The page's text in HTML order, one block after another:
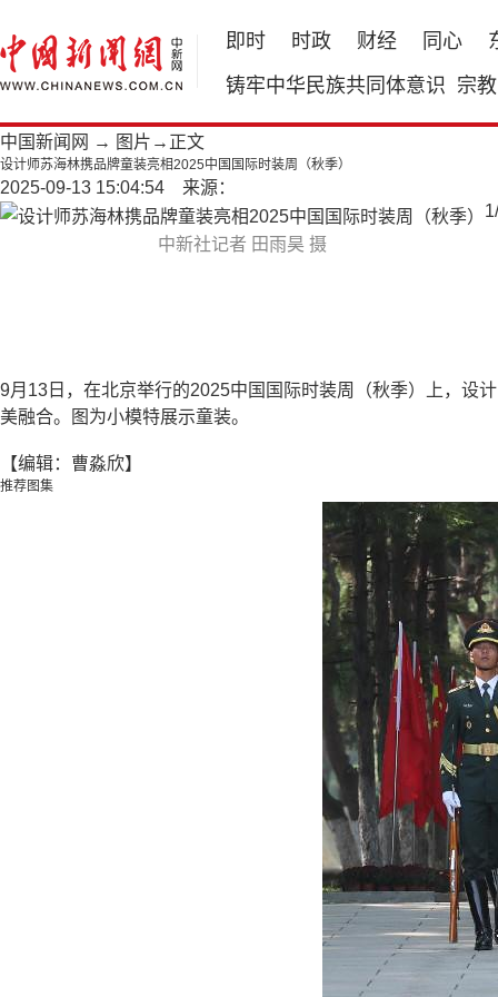
即时 时政 财经 同心
铸牢中华民族共同体意识 宗教
中国新闻网 → 图片 →正文
设计师苏海林携品牌童装亮相2025中国国际时装周（秋季）
2025-09-13 15:04:54 来源：
中新社记者 田雨昊 摄
1/
9月13日，在北京举行的2025中国国际时装周（秋季）上，设
美融合。图为小模特展示童装。
【编辑：曹淼欣】
推荐图集